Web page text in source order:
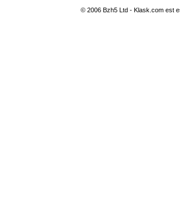
© 2006 Bzh5 Ltd - Klask.com est